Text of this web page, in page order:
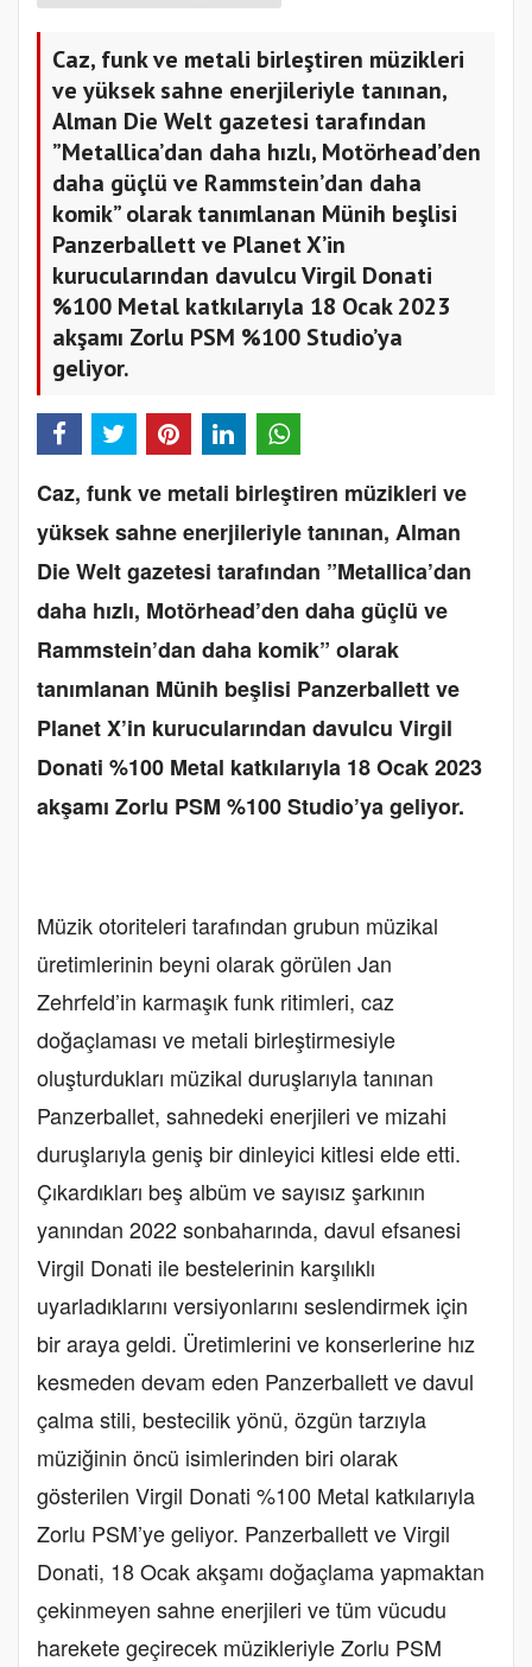
Caz, funk ve metali birleştiren müzikleri
ve yüksek sahne enerjileriyle tanınan,
Alman Die Welt gazetesi tarafından
”Metallica’dan daha hızlı, Motörhead’den
daha güçlü ve Rammstein’dan daha
komik” olarak tanımlanan Münih beşlisi
Panzerballett ve Planet X’in
kurucularından davulcu Virgil Donati
%100 Metal katkılarıyla 18 Ocak 2023
akşamı Zorlu PSM %100 Studio’ya
geliyor.
Caz, funk ve metali birleştiren müzikleri ve
yüksek sahne enerjileriyle tanınan, Alman
Die Welt gazetesi tarafından ”Metallica’dan
daha hızlı, Motörhead’den daha güçlü ve
Rammstein’dan daha komik” olarak
tanımlanan Münih beşlisi Panzerballett ve
Planet X’in kurucularından davulcu Virgil
Donati %100 Metal katkılarıyla 18 Ocak 2023
akşamı Zorlu PSM %100 Studio’ya geliyor.
Müzik otoriteleri tarafından grubun müzikal
üretimlerinin beyni olarak görülen Jan
Zehrfeld’in karmaşık funk ritimleri, caz
doğaçlaması ve metali birleştirmesiyle
oluşturdukları müzikal duruşlarıyla tanınan
Panzerballet, sahnedeki enerjileri ve mizahi
duruşlarıyla geniş bir dinleyici kitlesi elde etti.
Çıkardıkları beş albüm ve sayısız şarkının
yanından 2022 sonbaharında, davul efsanesi
Virgil Donati ile bestelerinin karşılıklı
uyarladıklarını versiyonlarını seslendirmek için
bir araya geldi. Üretimlerini ve konserlerine hız
kesmeden devam eden Panzerballett ve davul
çalma stili, bestecilik yönü, özgün tarzıyla
müziğinin öncü isimlerinden biri olarak
gösterilen Virgil Donati %100 Metal katkılarıyla
Zorlu PSM’ye geliyor. Panzerballett ve Virgil
Donati, 18 Ocak akşamı doğaçlama yapmaktan
çekinmeyen sahne enerjileri ve tüm vücudu
harekete geçirecek müzikleriyle Zorlu PSM